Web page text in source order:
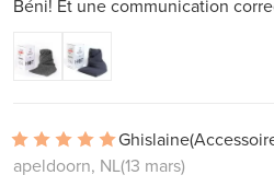
Béni! Et une communication
Ghislaine
apeldoorn, NL(13 mars)